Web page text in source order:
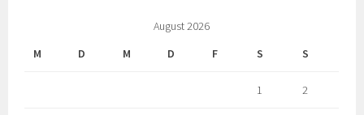
August 2026
M
D M D F S S
1 2